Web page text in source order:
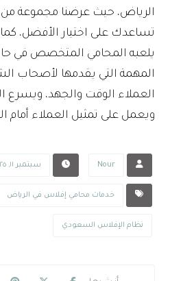
الرياض، حيث عرضنا مجموعة من
تساعدك على اختيار الأفضل، كما
يلعبه المحامي المتخصص في
المهمة التي يقدمها لأصحاب
العملاء الوقت والجهد، ويسرع
ويعمل على تمثيل العملاء أمام
Nour سبتمبر ١١, ٢٠٢٥
خدمات محامي إفلاس في الرياض
نظام الإفلاس السعودي